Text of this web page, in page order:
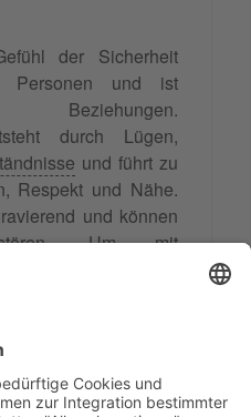
der Sicherheit
Personen und ist
durch Lügen,
und führt zu
Respekt und Nähe.
und können
Um mit
offen darüber
Geduld und Zeit
professionelle